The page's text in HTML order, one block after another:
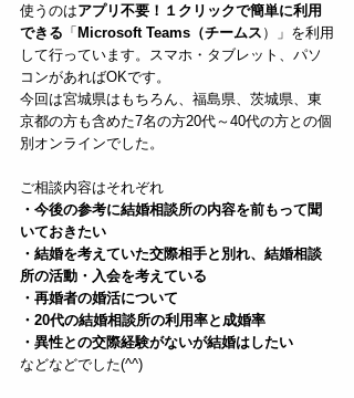
使うのはアプリ不要！１クリックで簡単に利用
できる 「Microsoft Teams（チームス ）」を利用
して行っています。スマホ・タブレット、パソ
コンがあればOKです。
今回は宮城県はもちろん、福島県、茨城県、東
京都の方も含めた7名の方20代～40代の方との個
別オンラインでした。
ご相談内容はそれぞれ
・今後の参考に結婚相談所の内容を前もって聞
いておきたい
・結婚を考えていた交際相手と別れ、結婚相談
所の活動・入会を考えている
・再婚者の婚活について
・20代の結婚相談所の利用率と成婚率
・異性との交際経験がないが結婚はしたい
などなどでした(^^)